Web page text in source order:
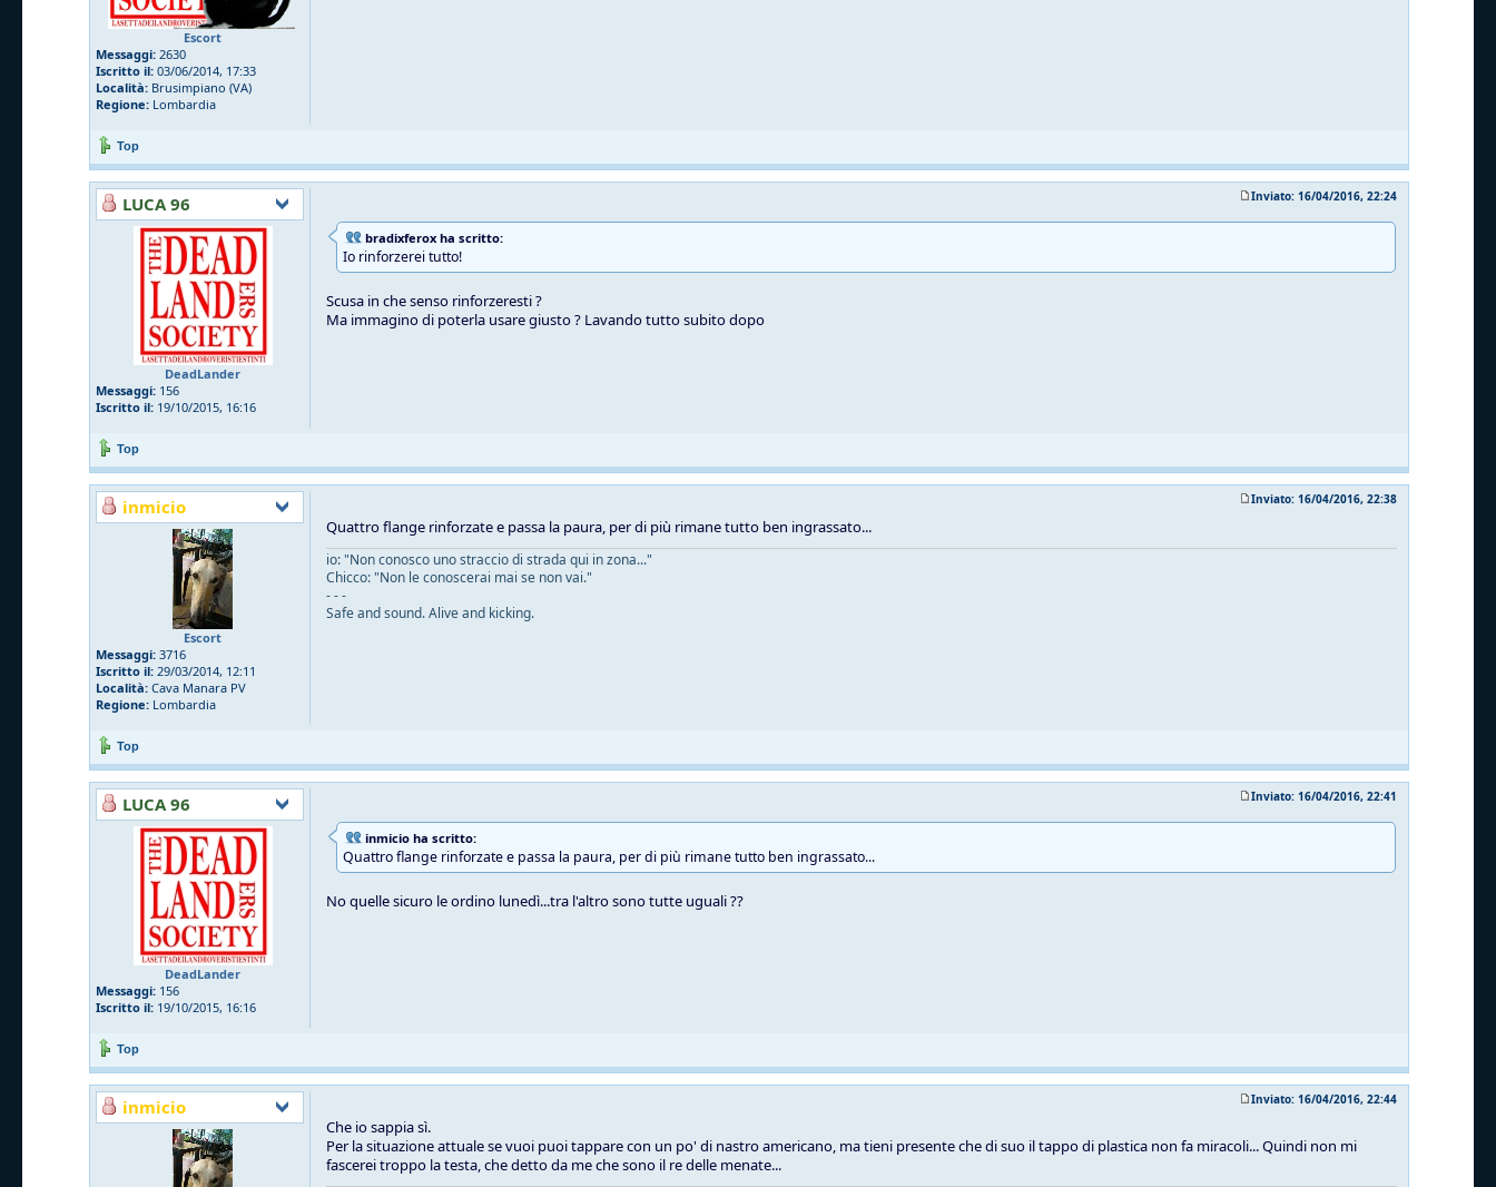
Escort
Messaggi: 2630
Iscritto il: 03/06/2014, 17:33
Località: Brusimpiano (VA)
Regione: Lombardia
Top
LUCA 96
DeadLander
Messaggi: 156
Iscritto il: 19/10/2015, 16:16
Inviato: 16/04/2016, 22:24
bradixferox ha scritto:
Io rinforzerei tutto!
Scusa in che senso rinforzeresti ?
Ma immagino di poterla usare giusto ? Lavando tutto subito dopo
Top
inmicio
Escort
Messaggi: 3716
Iscritto il: 29/03/2014, 12:11
Località: Cava Manara PV
Regione: Lombardia
Inviato: 16/04/2016, 22:38
Quattro flange rinforzate e passa la paura, per di più rimane tutto ben ingrassato...
io: "Non conosco uno straccio di strada qui in zona..."
Chicco: "Non le conoscerai mai se non vai."
- - -
Safe and sound. Alive and kicking.
Top
LUCA 96
DeadLander
Messaggi: 156
Iscritto il: 19/10/2015, 16:16
Inviato: 16/04/2016, 22:41
inmicio ha scritto:
Quattro flange rinforzate e passa la paura, per di più rimane tutto ben ingrassato...
No quelle sicuro le ordino lunedì...tra l'altro sono tutte uguali ??
Top
inmicio Inviato: 16/04/2016, 22:44
Che io sappia sì.
Per la situazione attuale se vuoi puoi tappare con un po' di nastro americano, ma tieni presente che di suo il tappo di plastica non fa miracoli... Quindi non mi
fascerei troppo la testa, che detto da me che sono il re delle menate...